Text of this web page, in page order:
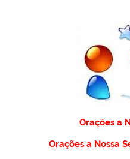
Orações a
Orações a Nossa